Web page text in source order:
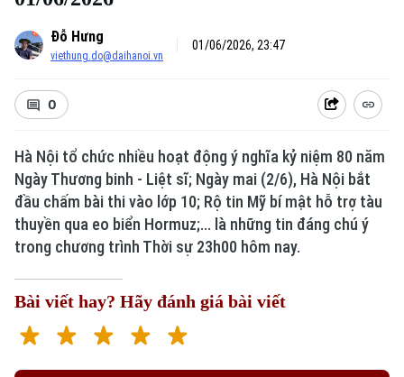
Đỗ Hưng
viethung.do@daihanoi.vn
01/06/2026, 23:47
0
Hà Nội tổ chức nhiều hoạt động ý nghĩa kỷ niệm 80 năm
Ngày Thương binh - Liệt sĩ; Ngày mai (2/6), Hà Nội bắt
đầu chấm bài thi vào lớp 10; Rộ tin Mỹ bí mật hỗ trợ tàu
thuyền qua eo biển Hormuz;... là những tin đáng chú ý
trong chương trình Thời sự 23h00 hôm nay.
Bài viết hay? Hãy đánh giá bài viết